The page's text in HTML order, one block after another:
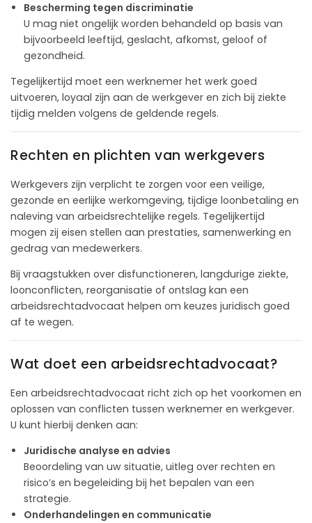
Bescherming tegen discriminatie
U mag niet ongelijk worden behandeld op basis van
bijvoorbeeld leeftijd, geslacht, afkomst, geloof of
gezondheid.
Tegelijkertijd moet een werknemer het werk goed
uitvoeren, loyaal zijn aan de werkgever en zich bij ziekte
tijdig melden volgens de geldende regels.
Rechten en plichten van werkgevers
Werkgevers zijn verplicht te zorgen voor een veilige,
gezonde en eerlijke werkomgeving, tijdige loonbetaling en
naleving van arbeidsrechtelijke regels. Tegelijkertijd
mogen zij eisen stellen aan prestaties, samenwerking en
gedrag van medewerkers.
Bij vraagstukken over disfunctioneren, langdurige ziekte,
loonconflicten, reorganisatie of ontslag kan een
arbeidsrechtadvocaat helpen om keuzes juridisch goed
af te wegen.
Wat doet een arbeidsrechtadvocaat?
Een arbeidsrechtadvocaat richt zich op het voorkomen en
oplossen van conflicten tussen werknemer en werkgever.
U kunt hierbij denken aan:
Juridische analyse en advies
Beoordeling van uw situatie, uitleg over rechten en
risico’s en begeleiding bij het bepalen van een
strategie.
Onderhandelingen en communicatie